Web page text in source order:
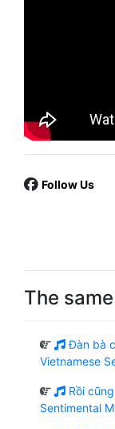
Follow Us
The
Đàn bà
Vietnamese
Rồi
Sentimental